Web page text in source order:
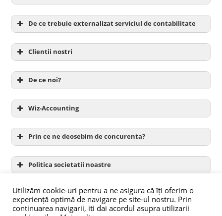
De ce trebuie externalizat serviciul de contabilitate
Clientii nostri
De ce noi?
Wiz-Accounting
Prin ce ne deosebim de concurenta?
Politica societatii noastre
Utilizăm cookie-uri pentru a ne asigura că îți oferim o
experiență optimă de navigare pe site-ul nostru. Prin
continuarea navigarii, iti dai acordul asupra utilizarii